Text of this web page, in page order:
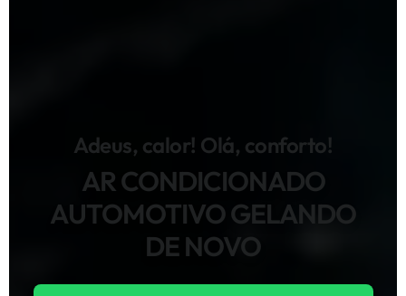
Adeus, calor! Olá, conforto!
AR CONDICIONADO
AUTOMOTIVO GELANDO
DE NOVO